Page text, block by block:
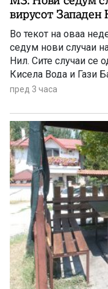
вирусот Западен
Во текот на оваа
седум нови случаи
Нил. Сите случаи се
Кисела Вода и Гази
Аеродром.
попладнево од
пред 3 часа